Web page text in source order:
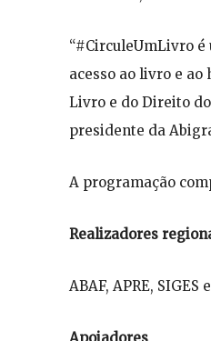
“#CirculeUmLivro
acesso ao livro e
Livro e do Direito
presidente da
A programação
Realizadores
ABAF, APRE,